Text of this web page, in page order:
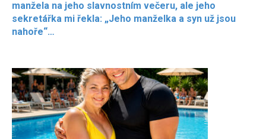
manžela na jeho slavnostním večeru, ale jeho
sekretářka mi řekla: „Jeho manželka a syn už jsou
nahoře“…